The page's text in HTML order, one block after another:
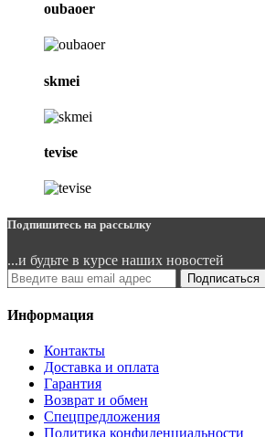
oubaoer
skmei
tevise
Подпишитесь на рассылку
...и будьте в курсе наших новостей
Подписаться
Информация
Контакты
Доставка и оплата
Гарантия
Возврат и обмен
Спецпредложения
Политика конфиденциальности